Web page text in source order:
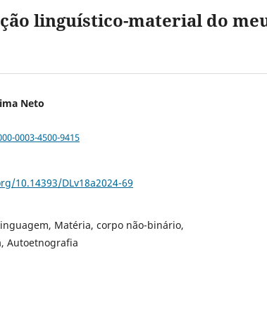
linguístico-material do
Neto
0003-4500-9415
10.14393/DLv18a2024-69
Matéria, corpo não-binário,
Autoetnografia